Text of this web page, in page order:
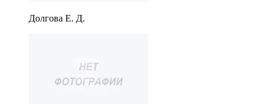
Долгова Е. Д.